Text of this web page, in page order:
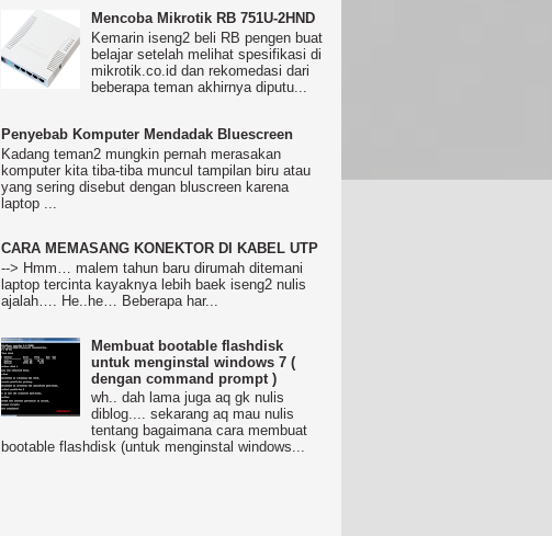
Mencoba Mikrotik RB 751U-2HND
Kemarin iseng2 beli RB pengen buat
belajar setelah melihat spesifikasi di
mikrotik.co.id dan rekomedasi dari
beberapa teman akhirnya diputu...
Penyebab Komputer Mendadak Bluescreen
Kadang teman2 mungkin pernah merasakan
komputer kita tiba-tiba muncul tampilan biru atau
yang sering disebut dengan bluscreen karena
laptop ...
CARA MEMASANG KONEKTOR DI KABEL UTP
--> Hmm… malem tahun baru dirumah ditemani
laptop tercinta kayaknya lebih baek iseng2 nulis
ajalah…. He..he… Beberapa har...
Membuat bootable flashdisk
untuk menginstal windows 7 (
dengan command prompt )
wh.. dah lama juga aq gk nulis
diblog.... sekarang aq mau nulis
tentang bagaimana cara membuat
bootable flashdisk (untuk menginstal windows...